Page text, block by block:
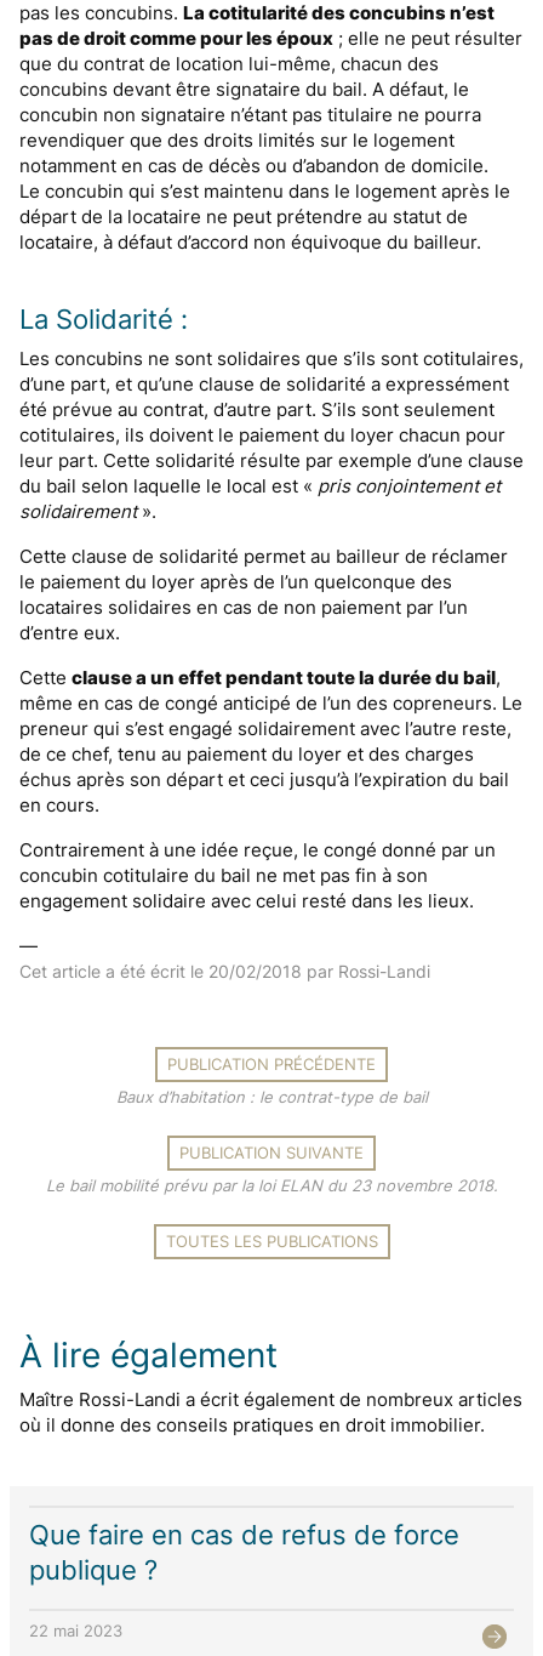
pas les concubins. La cotitularité des concubins n’est
pas de droit comme pour les époux ; elle ne peut résulter
que du contrat de location lui-même, chacun des
concubins devant être signataire du bail. A défaut, le
concubin non signataire n’étant pas titulaire ne pourra
revendiquer que des droits limités sur le logement
notamment en cas de décès ou d’abandon de domicile.
Le concubin qui s’est maintenu dans le logement après le
départ de la locataire ne peut prétendre au statut de
locataire, à défaut d’accord non équivoque du bailleur.
La Solidarité :
Les concubins ne sont solidaires que s’ils sont cotitulaires,
d’une part, et qu’une clause de solidarité a expressément
été prévue au contrat, d’autre part. S’ils sont seulement
cotitulaires, ils doivent le paiement du loyer chacun pour
leur part. Cette solidarité résulte par exemple d’une clause
du bail selon laquelle le local est « pris conjointement et
solidairement».
Cette clause de solidarité permet au bailleur de réclamer
le paiement du loyer après de l’un quelconque des
locataires solidaires en cas de non paiement par l’un
d’entre eux.
Cette clause a un effet pendant toute la durée du bail,
même en cas de congé anticipé de l’un des copreneurs. Le
preneur qui s’est engagé solidairement avec l’autre reste,
de ce chef, tenu au paiement du loyer et des charges
échus après son départ et ceci jusqu’à l’expiration du bail
en cours.
Contrairement à une idée reçue, le congé donné par un
concubin cotitulaire du bail ne met pas fin à son
engagement solidaire avec celui resté dans les lieux.
—
Cet article a été écrit le 20/02/2018 par Rossi-Landi
PUBLICATION PRÉCÉDENTE
Baux d’habitation : le contrat-type de bail
PUBLICATION SUIVANTE
Le bail mobilité prévu par la loi ELAN du 23 novembre 2018.
TOUTES LES PUBLICATIONS
À lire également
Maître Rossi-Landi a écrit également de nombreux articles
où il donne des conseils pratiques en droit immobilier.
Que faire en cas de refus de force
publique ?
22 mai 2023